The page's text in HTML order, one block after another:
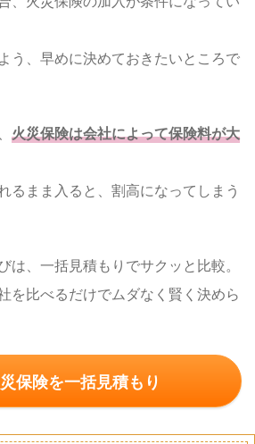
う、早めに決めておきたいところで
火災保険は会社によって保険料が大
るまま入ると、割高になってしまう
は、一括見積もりでサクッと比較。
を比べるだけでムダなく賢く決めら
保険を一括見積もり